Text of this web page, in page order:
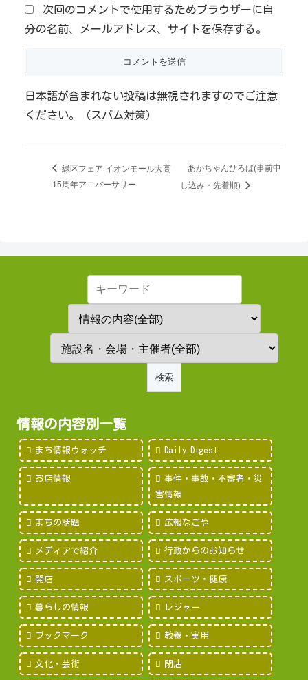
次回のコメントで使用するためブラウザーに自
分の名前、メールアドレス、サイトを保存する。
日本語が含まれない投稿は無視されますのでご注意
ください。（スパム対策）
緑区フェア イオンモール大高
15周年アニバーサリー
あかちゃんひろば(事前申
し込み・先着順)
情報の内容別一覧
まち情報ウォッチ Daily Digest
お店情報
事件・事故・不審者・災
害情報
まちの話題 広報なごや
メディアで紹介 行政からのお知らせ
開店 スポーツ・健康
暮らしの情報 レジャー
ブックマーク 教養・実用
文化・芸術 閉店